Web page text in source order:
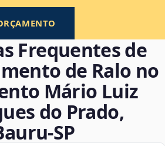
Frequentes de
de Ralo no
Mário Luiz
do Prado,